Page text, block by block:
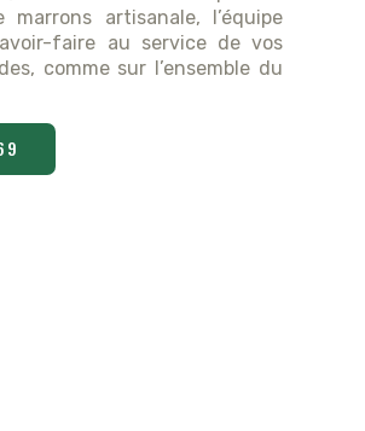
marrons artisanale, l’équipe
faire au service de vos
comme sur l’ensemble du